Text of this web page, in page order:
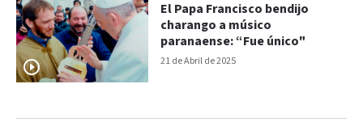
21 de Abril de 2025
El Papa Francisco bendijo
charango a músico
paranaense: “Fue único"